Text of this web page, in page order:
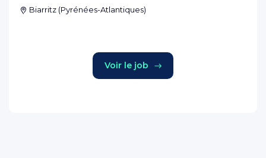
Biarritz (Pyrénées-Atlantiques)
Voir le job